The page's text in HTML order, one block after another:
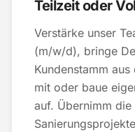
Teilzeit oder
Verstärke unser
(m/w/d), bringe
Kundenstamm
mit oder baue
auf. Übernimm